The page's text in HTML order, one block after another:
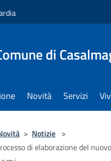
di
Novità Servizi
> Notizie >
di elaborazione del